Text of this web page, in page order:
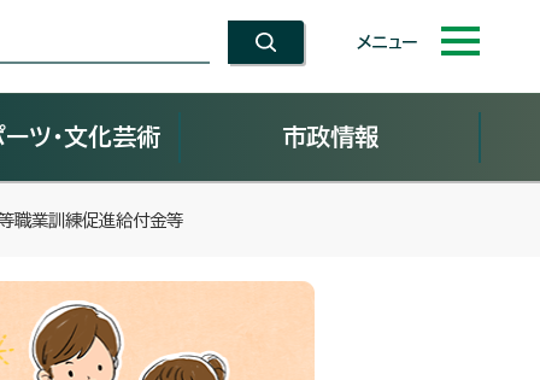
メニュー
ーツ・文化芸術 市政情報
職業訓練促進給付金等